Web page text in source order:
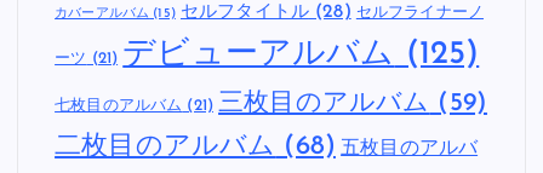
カバーアルバム (15) セルフタイトル(28) セルフライナーノ
ーツ (21) デビューアルバム (125)
七枚目のアルバム (21) 三枚目のアルバム (59)
二枚目のアルバム (68) 五枚目のアルバ